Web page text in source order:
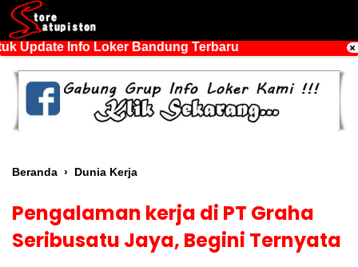
Beranda › Dunia Kerja
Pengalaman kerja di PT Graha
Seribusatu Jaya, Begini Ternyata
Info Loker Bandung Terbaru